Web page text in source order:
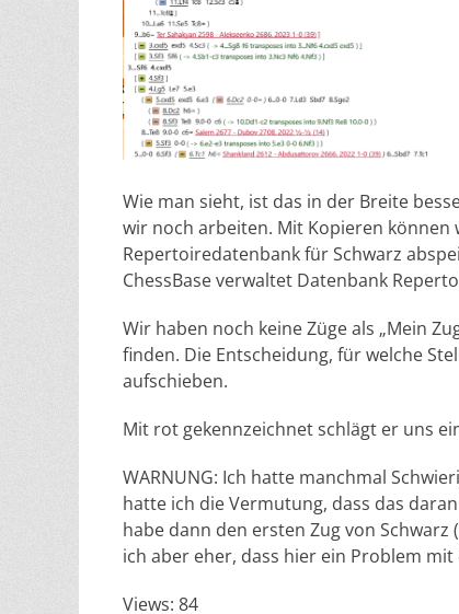
Wie man sieht, ist das in der Breite
wir noch arbeiten. Mit Kopieren
Repertoiredatenbank für Schwarz
ChessBase verwaltet Datenbank
Wir haben noch keine Züge als „Mein
finden. Die Entscheidung, für welche
aufschieben.
Mit rot gekennzeichnet schlägt er uns
WARNUNG: Ich hatte manchmal
hatte ich die Vermutung, dass das
habe dann den ersten Zug von
ich aber eher, dass hier ein Problem
Views: 84